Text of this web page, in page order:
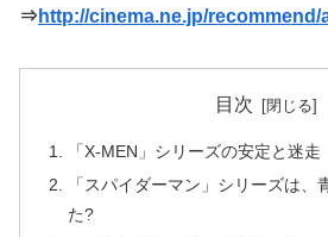
⇒ http://cinema.ne.jp/recommend/
目次
「X-MEN」シリーズの安定と迷走
「スパイダーマン」シリーズは、
た?